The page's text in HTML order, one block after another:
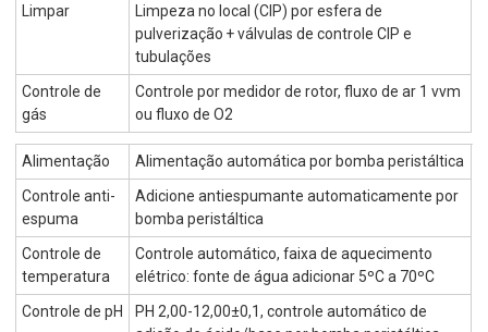
Limpar
Limpeza no local (CIP) por esfera de
pulverização + válvulas de controle CIP e
tubulações
Controle de
gás
Controle por medidor de rotor, fluxo de ar 1 vvm
ou fluxo de O2
Alimentação
Alimentação automática por bomba peristáltica
Controle anti-
espuma
Adicione antiespumante automaticamente por
bomba peristáltica
Controle de
temperatura
Controle automático, faixa de aquecimento
elétrico: fonte de água adicionar 5ºC a 70ºC
Controle de pH
PH 2,00-12,00±0,1, controle automático de